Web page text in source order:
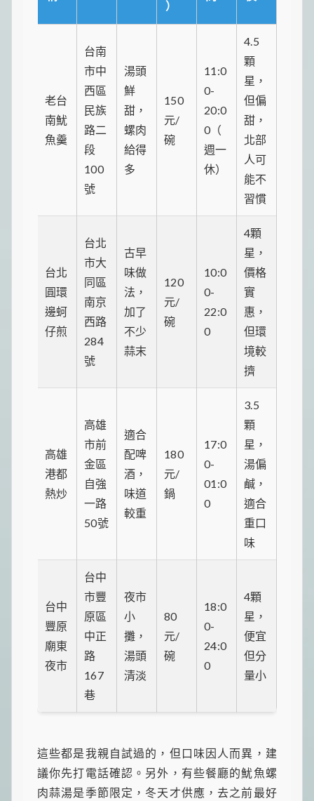
）
老台
南魷
魚羹
台南
市中
西區
民族
路二
段
100
號
湯頭
鮮
甜，
螺肉
給得
多
150
元/
碗
11:0
0-
20:0
0（
週一
休）
4.5
顆
星，
但偏
甜，
北部
人可
能不
習慣
台北
圓環
邊蚵
仔煎
台北
市大
同區
南京
西路
284
號
古早
味做
法，
加了
不少
蒜末
120
元/
碗
10:0
0-
22:0
0
4顆
星，
價格
實
惠，
但環
境較
擠
高雄
港都
熱炒
高雄
市前
金區
自強
一路
50號
適合
配啤
酒，
味道
較重
180
元/
鍋
17:0
0-
01:0
0
3.5
顆
星，
湯偏
鹹，
適合
重口
味
台中
豐原
廟東
夜市
台中
市豐
原區
中正
路
167
巷
夜市
小
攤，
湯頭
清淡
80
元/
碗
18:0
0-
24:0
0
4顆
星，
便宜
但分
量小
這些都是我親自試過的，但口味因人而異，建
議你先打電話確認。另外，有些餐廳的魷魚螺
肉蒜湯是季節限定，冬天才供應，去之前最好